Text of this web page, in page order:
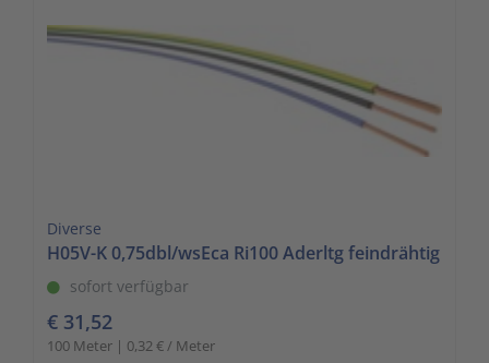
Diverse
H05V-K 0,75dbl/wsEca Ri100 Aderltg feindrähtig
sofort verfügbar
€ 31,52
100 Meter | 0,32 € / Meter